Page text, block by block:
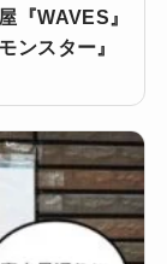
『WAVES』
ンスター』